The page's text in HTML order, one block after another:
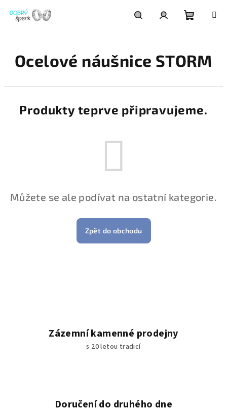
obsah
košík
Ocelové náušnice STORM
Produkty teprve připravujeme.
Můžete se ale podívat na ostatní kategorie.
Zpět do obchodu
Zázemní kamenné prodejny
s 20 letou tradicí
Doručení do druhého dne